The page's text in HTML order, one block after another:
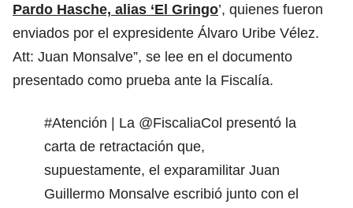
Pardo Hasche, alias ‘El Gringo’, quienes fueron
enviados por el expresidente Álvaro Uribe Vélez.
Att: Juan Monsalve”, se lee en el documento
presentado como prueba ante la Fiscalía.
#Atención | La @FiscaliaCol presentó la
carta de retractación que,
supuestamente, el exparamilitar Juan
Guillermo Monsalve escribió junto con el